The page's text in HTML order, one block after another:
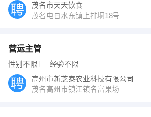
茂名市天天饮食
茂名电白水东镇上排垌18号
营运主管
性别不限 经验不限
高州市新芝泰农业科技有限公司
茂名高州市镇江镇名富果场